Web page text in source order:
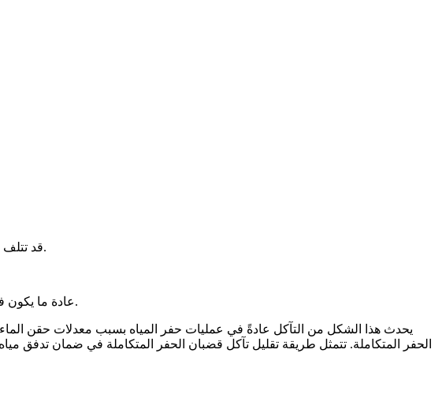
قد تتلف نهاية قضبان الحفر المتكاملة أثناء الاستخدام أو تتآكل أثناء الصيانة. لذلك ، يجب فحص قضبان الحفر المتكاملة بشكل متكرر.
عادة ما يكون فشل قضبان الحفر المتكاملة ناتجًا عن تآكل الماء المحقون وتآكل رمل الزيت الذي يحمله المكبس عندما يضرب لقمة الحفر.
يحدث هذا الشكل من التآكل عادةً في عمليات حفر المياه بسبب معدلات حقن الماء
الحفر المتكاملة. تتمثل طريقة تقليل تآكل قضبان الحفر المتكاملة في ضمان تدفق